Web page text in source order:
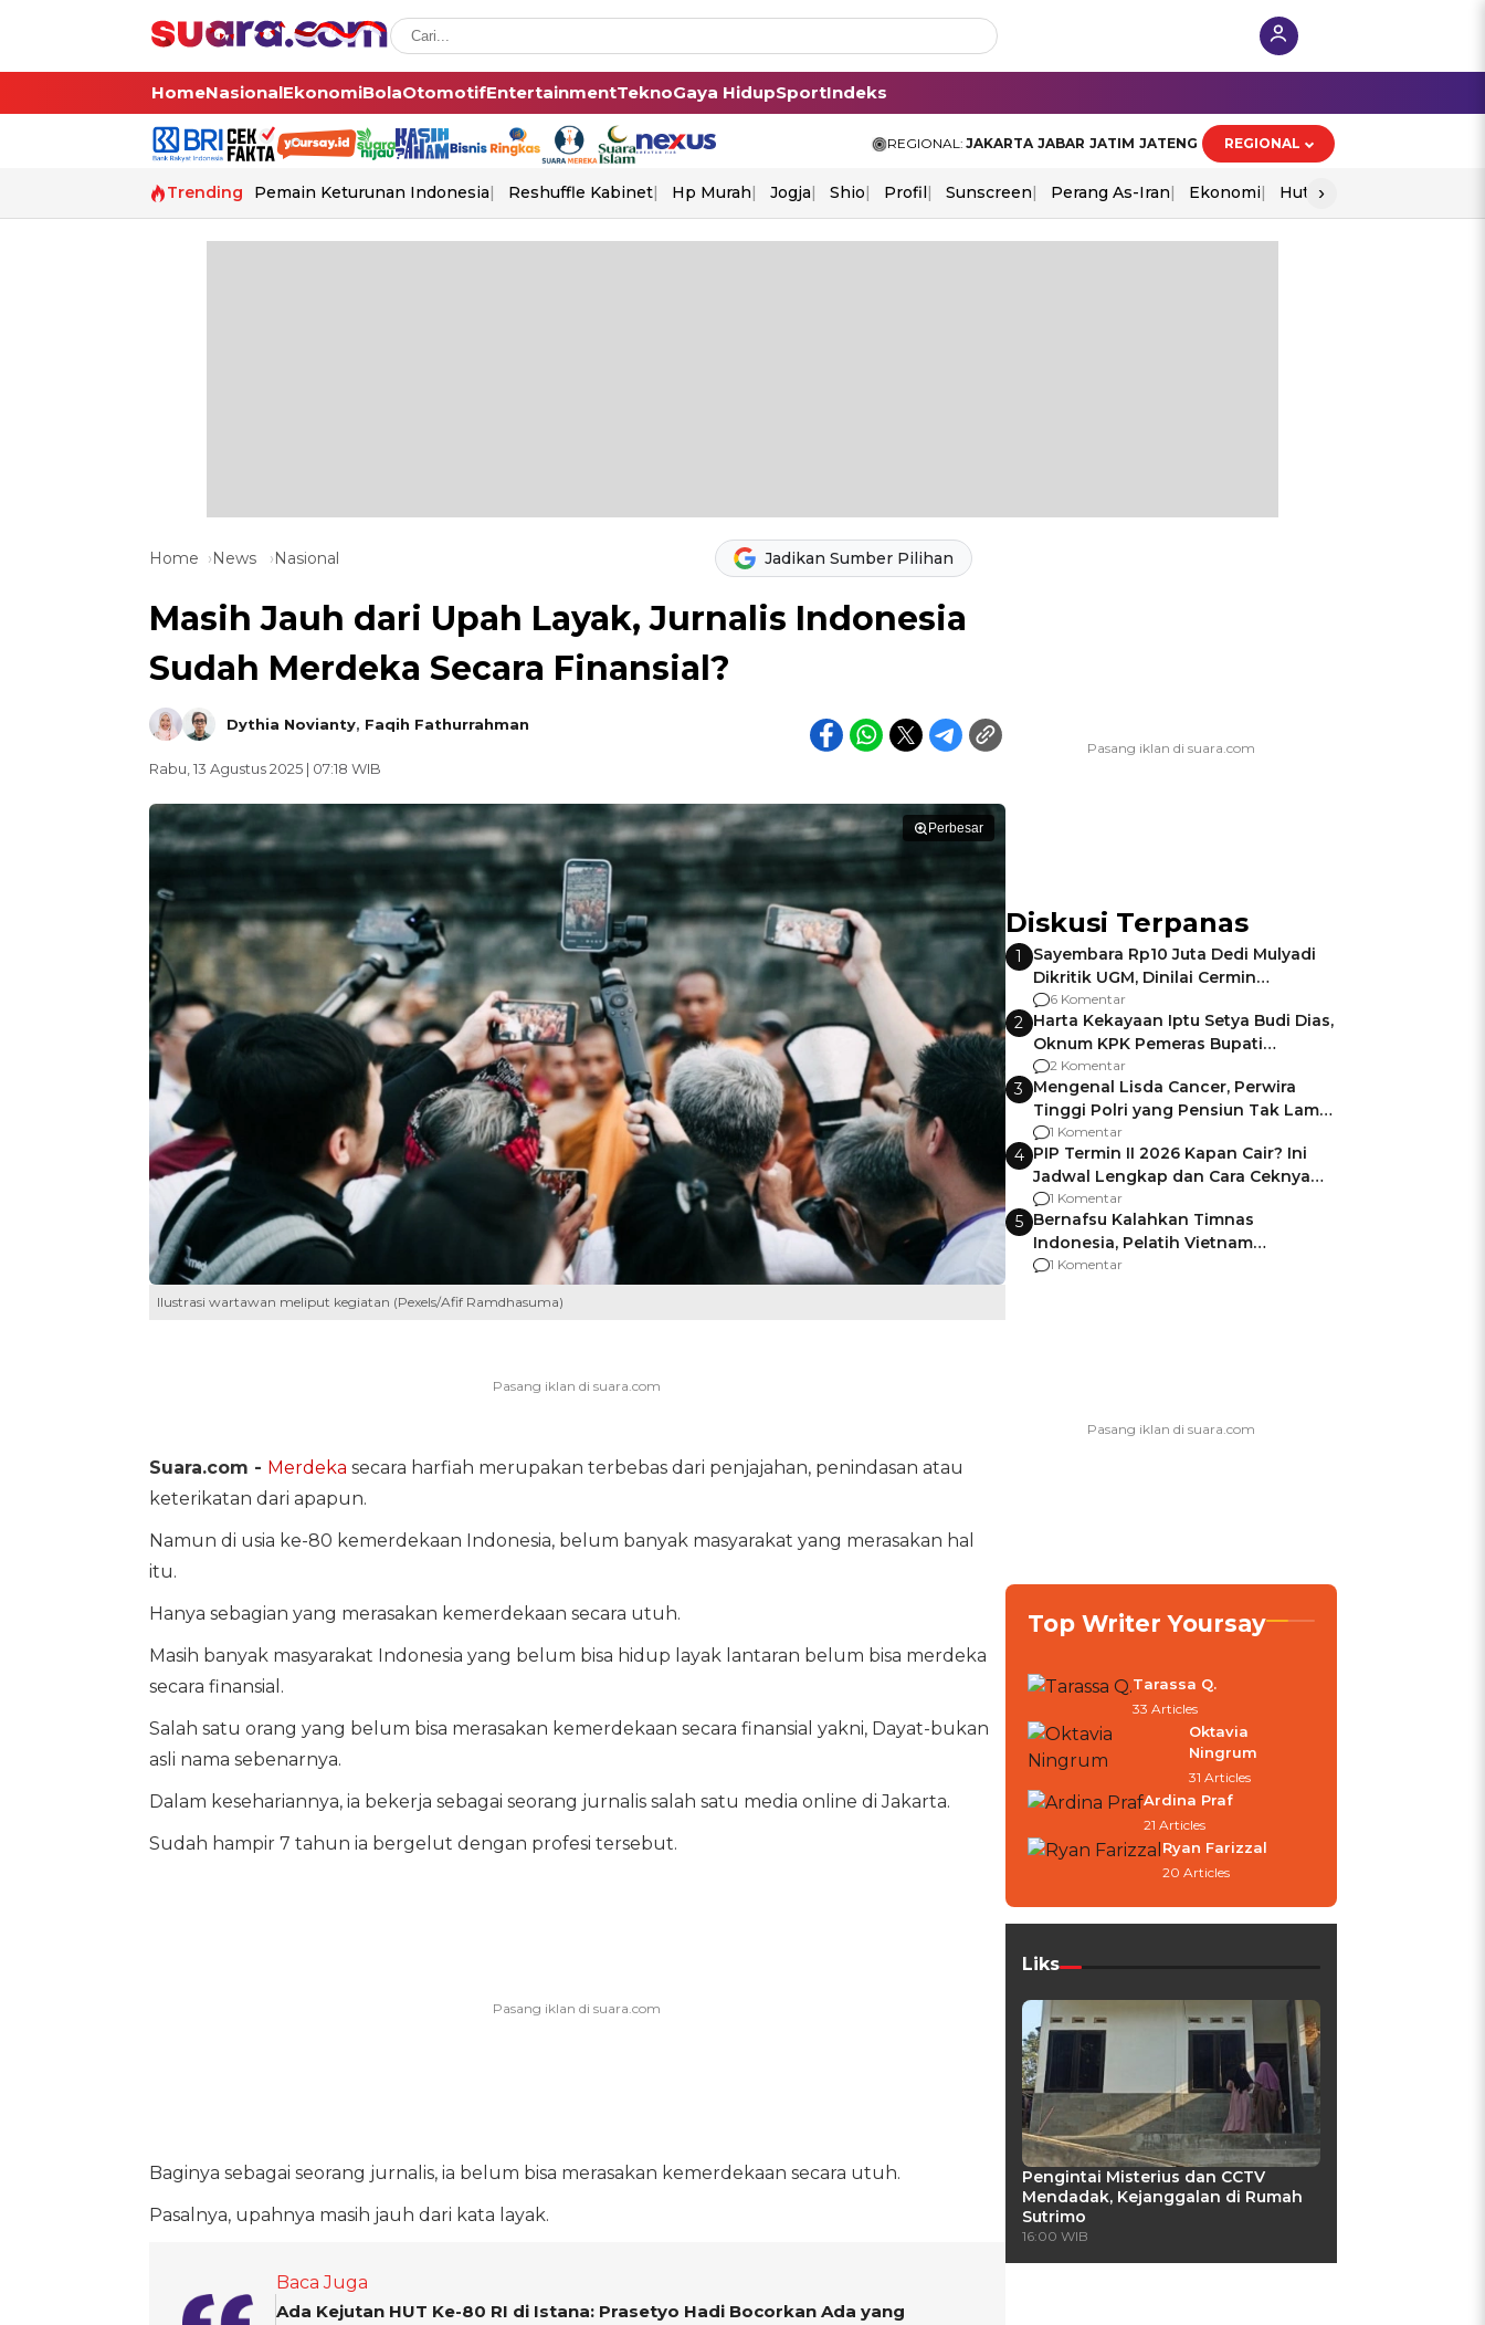
HomeNasionalEkonomiBolaOtomotifEntertainmentTeknoGaya HidupSportIndeks
REGIONAL: JAKARTA JABAR JATIM JATENG REGIONAL
Trending Pemain Keturunan Indonesia Reshuffle Kabinet Hp Murah Jogja Shio Profil Sunscreen Perang As-Iran Ekonomi Hut Ri
›
Home News Nasional Jadikan Sumber Pilihan
Masih Jauh dari Upah Layak, Jurnalis Indonesia
Sudah Merdeka Secara Finansial?
Dythia Novianty, Faqih Fathurrahman
Rabu, 13 Agustus 2025 | 07:18 WIB
Perbesar
Ilustrasi wartawan meliput kegiatan (Pexels/Afif Ramdhasuma)
Suara.com - Merdeka secara harfiah merupakan terbebas dari penjajahan, penindasan atau
keterikatan dari apapun.
Namun di usia ke-80 kemerdekaan Indonesia, belum banyak masyarakat yang merasakan hal
itu.
Hanya sebagian yang merasakan kemerdekaan secara utuh.
Masih banyak masyarakat Indonesia yang belum bisa hidup layak lantaran belum bisa merdeka
secara finansial.
Salah satu orang yang belum bisa merasakan kemerdekaan secara finansial yakni, Dayat-bukan
asli nama sebenarnya.
Dalam kesehariannya, ia bekerja sebagai seorang jurnalis salah satu media online di Jakarta.
Sudah hampir 7 tahun ia bergelut dengan profesi tersebut.
Baginya sebagai seorang jurnalis, ia belum bisa merasakan kemerdekaan secara utuh.
Pasalnya, upahnya masih jauh dari kata layak.
Baca Juga
Ada Kejutan HUT Ke-80 RI di Istana: Prasetyo Hadi Bocorkan Ada yang
Diskusi Terpanas
1
Sayembara Rp10 Juta Dedi Mulyadi
Dikritik UGM, Dinilai Cermin
Gagalnya Negara Jamin Keamanan
6 Komentar
2 Harta Kekayaan Iptu Setya Budi Dias,
Oknum KPK Pemeras Bupati
Pemalang
2 Komentar
3 Mengenal Lisda Cancer, Perwira
Tinggi Polri yang Pensiun Tak Lama
Usai Jadi Brigjen
1 Komentar
4 PIP Termin II 2026 Kapan Cair? Ini
Jadwal Lengkap dan Cara Ceknya
agar Dana Tidak Hangus!
1 Komentar
5 Bernafsu Kalahkan Timnas
Indonesia, Pelatih Vietnam
Berencana Pakai Jimat di Pakansari
1 Komentar
Top Writer Yoursay
Tarassa Q.
33 Articles
Oktavia
Ningrum
31 Articles
Ardina Praf
21 Articles
Ryan Farizzal
20 Articles
Liks
Pengintai Misterius dan CCTV
Mendadak, Kejanggalan di Rumah
Sutrimo
16:00 WIB